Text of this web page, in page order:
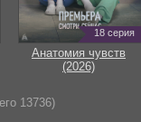
18 серия
Анатомия чувств
(2026)
13736)